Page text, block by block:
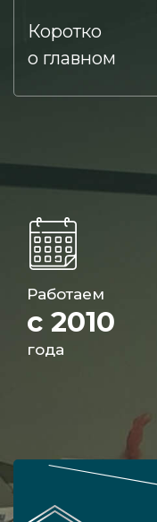
Коротко
о главном
Работаем
с 2010
года